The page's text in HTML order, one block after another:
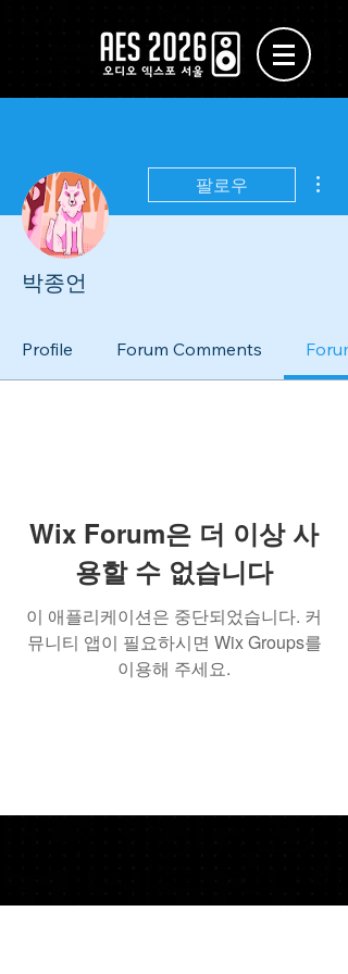
팔로우
박종언
Profile Forum Comments
Wix Forum은 더 이상 사
용할 수 없습니다
이 애플리케이션은 중단되었습니다. 커
뮤니티 앱이 필요하시면 Wix Groups를
이용해 주세요.